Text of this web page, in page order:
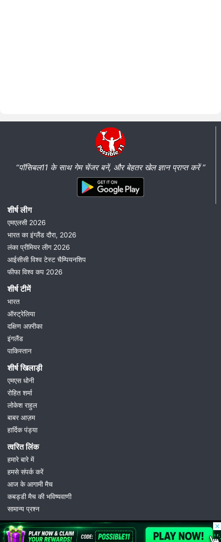
“पॉसिबल11 के साथ गेम चेंजर बनें, और बेहतर खेल ज्ञान प्राप्त करें ”
शीर्ष लीग
एमएलसी 2026
भारत का इंग्लैंड दौरा, 2026
लंका प्रीमियर लीग 2026
आईसीसी विश्व टेस्ट चैम्पियनशिप
फीफा विश्व कप 2026
शीर्ष टीमें
भारत
ऑस्ट्रेलिया
दक्षिण अफ़्रीका
इंगलैंड
पाकिस्तान
शीर्ष खिलाड़ी
एमएस धोनी
रोहित शर्मा
लोकेश राहुल
बाबर आज़म
हार्दिक पंड्या
त्वरित लिंक
हमारे बारे में
हमसे संपर्क करें
आज के आगामी मैच
कबड्डी मैच की भविष्यवाणी
सामान्य प्रश्न
© 2026 Possible11